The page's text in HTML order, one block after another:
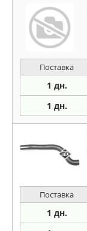
Поставка
1 дн.
1 дн.
Поставка
1 дн.